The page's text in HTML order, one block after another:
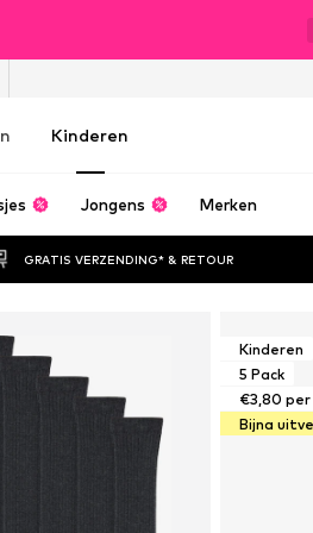
Kinderen
Jongens Merken
GRATIS VERZENDING* & RETOUR
Kinderen
5 Pack
€3,80
Bijna